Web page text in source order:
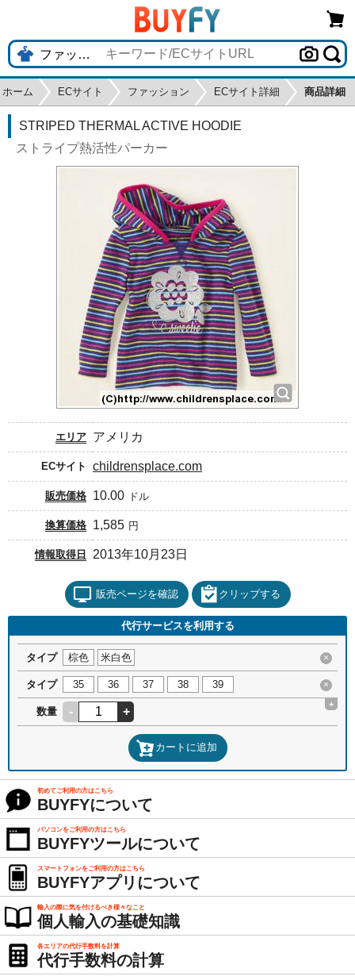
ホーム ECサイト ファッション ECサイト詳細 商品詳細
STRIPED THERMAL ACTIVE HOODIE
ストライプ熱活性パーカー
エリア アメリカ
ECサイト childrensplace.com
販売価格 10.00 ドル
換算価格 1,585 円
情報取得日 2013年10月23日
販売ページを確認 クリップする
代行サービスを利用する
タイプ 棕色 米白色 ×
タイプ 35 36 37 38 39 ×
数量 - +
+
カートに追加
初めてご利用の方はこちら
BUYFYについて
パソコンをご利用の方はこちら
BUYFYツールについて
スマートフォンをご利用の方はこちら
BUYFYアプリについて
輸入の際に気を付けるべき様々なこと
個人輸入の基礎知識
各エリアの代行手数料を計算
代行手数料の計算